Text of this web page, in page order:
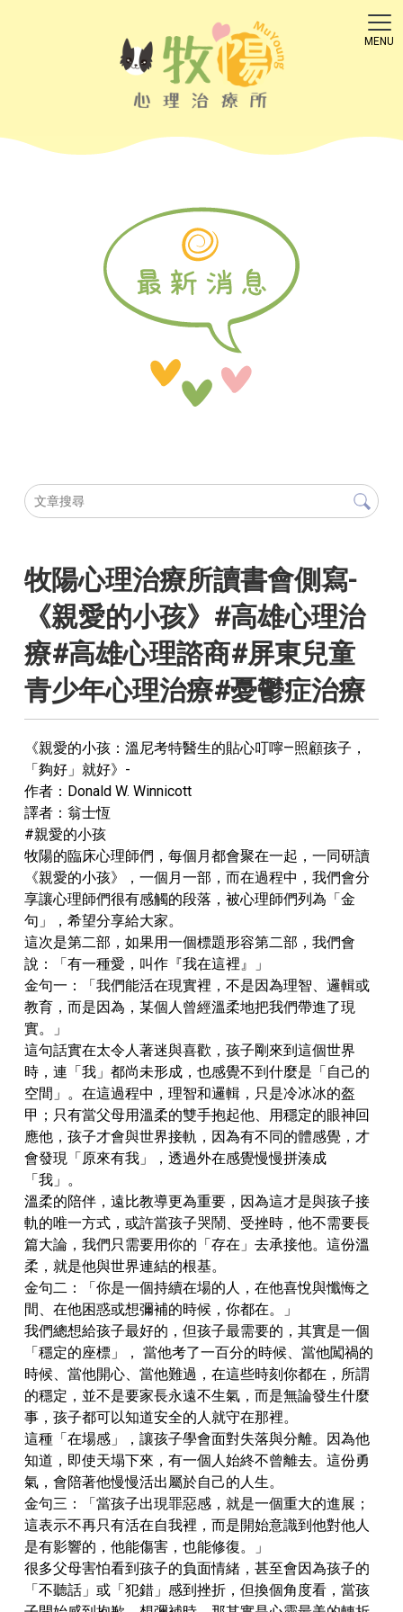
牧陽心理治療所讀書會側寫-
《親愛的小孩》#高雄心理治
療#高雄心理諮商#屏東兒童
青少年心理治療#憂鬱症治療
《親愛的小孩：溫尼考特醫生的貼心叮嚀—照顧孩子，
「夠好」就好》-
作者：Donald W. Winnicott
譯者：翁士恆
#親愛的小孩
牧陽的臨床心理師們，每個月都會聚在一起，一同研讀
《親愛的小孩》，一個月一部，而在過程中，我們會分
享讓心理師們很有感觸的段落，被心理師們列為「金
句」，希望分享給大家。
這次是第二部，如果用一個標題形容第二部，我們會
說：「有一種愛，叫作『我在這裡』」
金句一：「我們能活在現實裡，不是因為理智、邏輯或
教育，而是因為，某個人曾經溫柔地把我們帶進了現
實。」
這句話實在太令人著迷與喜歡，孩子剛來到這個世界
時，連「我」都尚未形成，也感覺不到什麼是「自己的
空間」。在這過程中，理智和邏輯，只是冷冰冰的盔
甲；只有當父母用溫柔的雙手抱起他、用穩定的眼神回
應他，孩子才會與世界接軌，因為有不同的體感覺，才
會發現「原來有我」，透過外在感覺慢慢拼湊成
「我」。
溫柔的陪伴，遠比教導更為重要，因為這才是與孩子接
軌的唯一方式，或許當孩子哭鬧、受挫時，他不需要長
篇大論，我們只需要用你的「存在」去承接他。這份溫
柔，就是他與世界連結的根基。
金句二：「你是一個持續在場的人，在他喜悅與懺悔之
間、在他困惑或想彌補的時候，你都在。」
我們總想給孩子最好的，但孩子最需要的，其實是一個
「穩定的座標」， 當他考了一百分的時候、當他闖禍的
時候、當他開心、當他難過，在這些時刻你都在，所謂
的穩定，並不是要家長永遠不生氣，而是無論發生什麼
事，孩子都可以知道安全的人就守在那裡。
這種「在場感」，讓孩子學會面對失落與分離。因為他
知道，即使天塌下來，有一個人始終不曾離去。這份勇
氣，會陪著他慢慢活出屬於自己的人生。
金句三：「當孩子出現罪惡感，就是一個重大的進展；
這表示不再只有活在自我裡，而是開始意識到他對他人
是有影響的，他能傷害，也能修復。」
很多父母害怕看到孩子的負面情緒，甚至會因為孩子的
「不聽話」或「犯錯」感到挫折，但換個角度看，當孩